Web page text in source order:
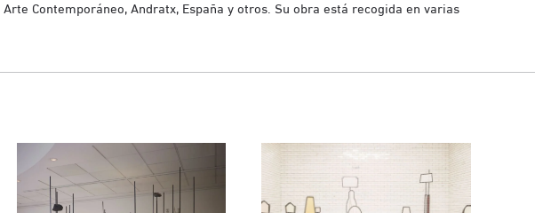
Arte Contemporáneo, Andratx, España y otros. Su obra está recogida en varias